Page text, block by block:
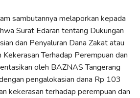
sambutannya melaporkan kepada
Surat Edaran tentang Dukungan
dan Penyaluran Dana Zakat atau
Terhadap Perempuan dan
oleh BAZNAS Tangerang
pengalokasian dana Rp 103
kekerasan terhadap perempuan dan